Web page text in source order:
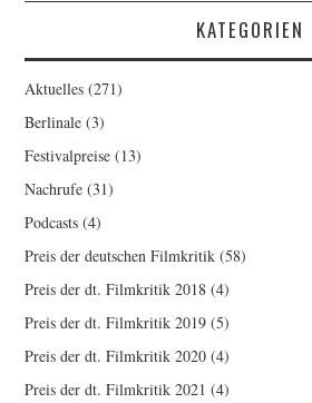
KATEGORIEN
Aktuelles (271)
Berlinale (3)
Festivalpreise (13)
Nachrufe (31)
Podcasts (4)
Preis der deutschen Filmkritik (58)
Preis der dt. Filmkritik 2018 (4)
Preis der dt. Filmkritik 2019 (5)
Preis der dt. Filmkritik 2020 (4)
Preis der dt. Filmkritik 2021 (4)